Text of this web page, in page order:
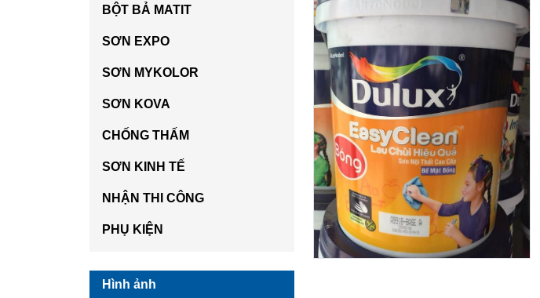
BỘT BẢ MATIT
SƠN EXPO
SƠN MYKOLOR
SƠN KOVA
CHỐNG THẤM
SƠN KINH TẾ
NHẬN THI CÔNG
PHỤ KIỆN
Hình ảnh